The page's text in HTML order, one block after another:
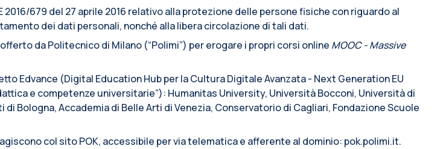
679 del 27 aprile 2016 relativo alla protezione delle persone fisiche con riguardo al
dei dati personali, nonché alla libera circolazione di tali dati.
da Politecnico di Milano (“Polimi”) per erogare i propri corsi online MOOC - Massive
Edvance (Digital Education Hub per la Cultura Digitale Avanzata - Next Generation EU
e competenze universitarie”): Humanitas University, Università Bocconi, Università di
Bologna, Accademia di Belle Arti di Venezia, Conservatorio di Cagliari, Fondazione Scuole
col sito POK, accessibile per via telematica e afferente al dominio: pok.polimi.it.